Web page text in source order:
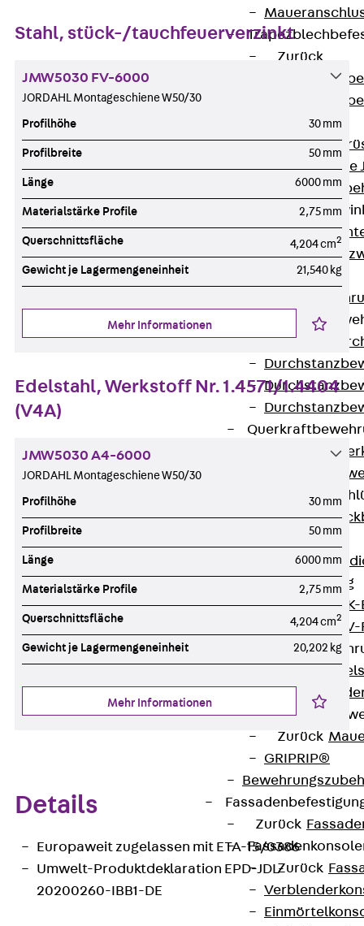
Zurück
Gerüstschuhe
Zurück
Gerüstschuhe
Zurück
Bewehrung
Zurück
Zurück
FERBOX®
GFK-Bewehrung
Zurück
FIBERNOX®
Zurück
GRIPRIP®
Zurück
Zurück
Stahl, stück-/tauchfeuerverzinkt
JMW5030 FV-6000
JORDAHL Montageschiene W50/30
Profilhöhe 30 mm
Profilbreite 50 mm
Länge 6000 mm
Materialstärke Profile 2,75 mm
Querschnittsfläche 4,204 cm2
Gewicht je Lagermengeneinheit 21,540 kg
Mehr Informationen
Edelstahl, Werkstoff Nr. 1.4571/1.4404
(V4A)
JMW5030 A4-6000
JORDAHL Montageschiene W50/30
Profilhöhe 30 mm
Profilbreite 50 mm
Länge 6000 mm
Materialstärke Profile 2,75 mm
Querschnittsfläche 4,204 cm2
Gewicht je Lagermengeneinheit 20,202 kg
Mehr Informationen
Details
Europaweit zugelassen mit ETA-15/0386
Umwelt-Produktdeklaration EPD-JDL-
20200260-IBB1-DE